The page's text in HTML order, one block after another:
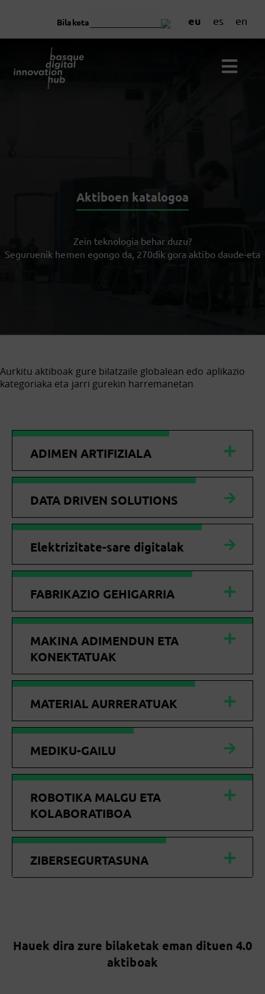
eu es en
Bilaketa
Aktiboen katalogoa
Zein teknologia behar duzu?
Seguruenik hemen egongo da, 270dik gora aktibo daude-eta
Aurkitu aktiboak gure bilatzaile globalean edo aplikazio
kategoriaka eta jarri gurekin harremanetan
ADIMEN ARTIFIZIALA
DATA DRIVEN SOLUTIONS
Elektrizitate-sare digitalak
FABRIKAZIO GEHIGARRIA
MAKINA ADIMENDUN ETA
KONEKTATUAK
MATERIAL AURRERATUAK
MEDIKU-GAILU
ROBOTIKA MALGU ETA
KOLABORATIBOA
ZIBERSEGURTASUNA
Hauek dira zure bilaketak eman dituen 4.0
aktiboak